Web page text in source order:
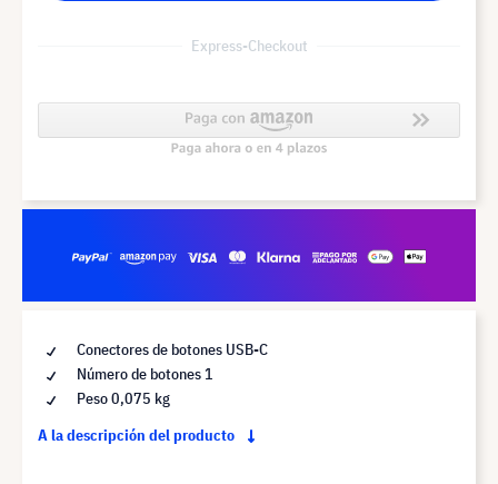
Express-Checkout
Conectores de botones USB-C
Número de botones 1
Peso 0,075 kg
A la descripción del producto